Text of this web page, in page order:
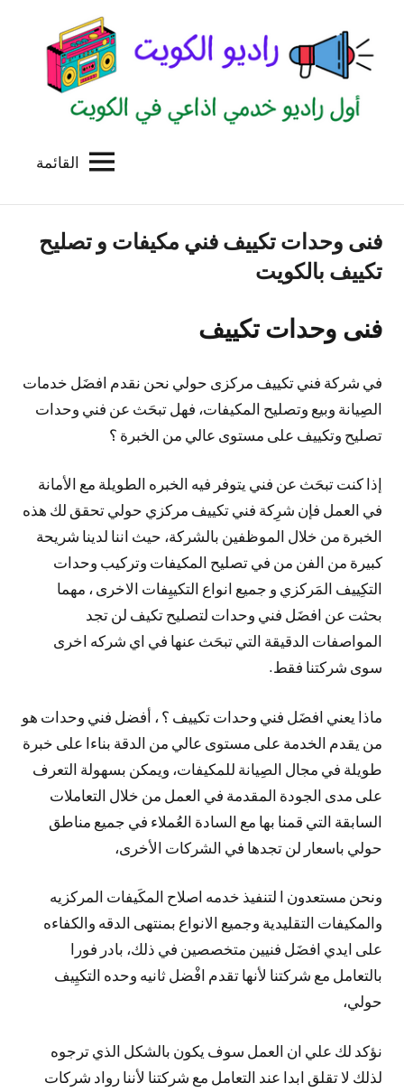
المحتوى
الكويت
للاعلانات
الخدمية
بالكويت
القائمة
فنى وحدات تكييف فني مكيفات و تصليح
تكييف بالكويت
فنى وحدات تكييف
في شركة فني تكييف مركزى حولي نحن نقدم افضَل خدمات
الصِيانة وبيع وتصليح المكيفات، فهل تبحَث عن فني وحدات
تصليح وتكييف على مستوى عالي من الخبرة ؟
إذا كنت تبحَث عن فني يتوفر فيه الخبره الطويلة مع الأمانة
في العمل فإن شرِكة فني تكييف مركزي حولي تحقق لك هذه
الخبرة من خلال الموظفين بالشركة، حيث اننا لدينا شريحة
كبيرة من الفن من في تصليح المكيفات وتركيب وحدات
التكِييف المَركزي و جميع انواع التكييِفات الاخرى ، مهما
بحثت عن افضَل فني وحدات لتصليح تكيف لن تجد
المواصفات الدقيقة التي تبحَث عنها في اي شركه اخرى
سوى شركتنا فقط.
ماذا يعني افضَل فني وحدات تكييف ؟ ، أفضل فني وحدات هو
من يقدم الخدمة على مستوى عالي من الدقة بناءا على خبرة
طويلة في مجال الصِيانة للمكيفات، ويمكن بسهولة التعرف
على مدى الجودة المقدمة في العمل من خلال التعاملات
السابقة التي قمنا بها مع السادة العُملاء في جميع مناطق
حولي باسعار لن تجدها في الشركات الأخرى،
ونحن مستعدون ا لتنفيذ خدمه اصلاح المكَيفات المركزيه
والمكيفات التقليدية وجميع الانواع بمنتهى الدقه والكفاءه
على ايدي افضَل فنيين متخصصين في ذلك، بادر فورا
بالتعامل مع شركتنا لأنها تقدم افْضل ثانيه وحده التكيِيف
حولي،
نؤكد لك علي ان العمل سوف يكون بالشكل الذي ترجوه
لذلك لا تقلق ابدا عند التعامل مع شركتنا لأننا رواد شركات